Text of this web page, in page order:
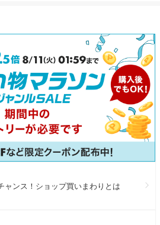
協（えちご中越農業協同組
ズ 節電 エコ
ャンス！ショップ買いまわりとは